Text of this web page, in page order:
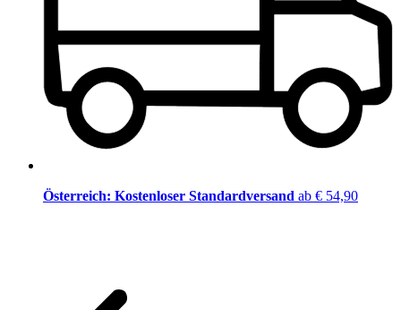
Österreich: Kostenloser Standardversand ab € 54,90